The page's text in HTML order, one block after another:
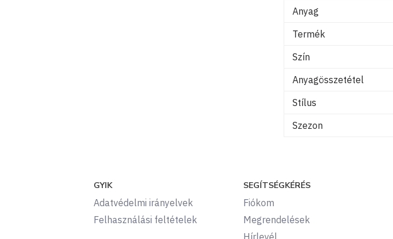
Anyag
Termék
Szín
Anyagösszetétel
Stílus
Szezon
GYIK
Adatvédelmi irányelvek
Felhasználási feltételek
SEGÍTSÉGKÉRÉS
Fiókom
Megrendelések